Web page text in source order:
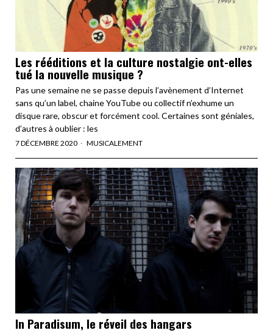
Les rééditions et la culture nostalgie ont-elles
tué la nouvelle musique ?
Pas une semaine ne se passe depuis l’avènement d’Internet
sans qu’un label, chaine YouTube ou collectif n’exhume un
disque rare, obscur et forcément cool. Certaines sont géniales,
d’autres à oublier : les
7 DÉCEMBRE 2020 MUSICALEMENT
In Paradisum, le réveil des hangars